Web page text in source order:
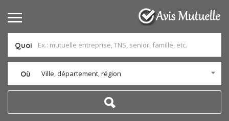
Quoi
Où Ville, département, région